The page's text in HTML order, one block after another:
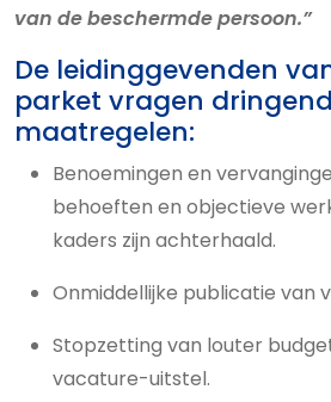
van de beschermde persoon.”
De leidinggevenden
parket vragen
maatregelen:
Benoemingen en
behoeften en objectieve
kaders zijn achterhaald.
Onmiddellijke publicatie van
Stopzetting van louter
vacature-uitstel.